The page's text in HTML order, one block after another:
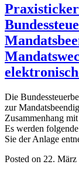
Die
zur
Zusammenhang
Es werden
Sie der Anlage
Posted on 22. März